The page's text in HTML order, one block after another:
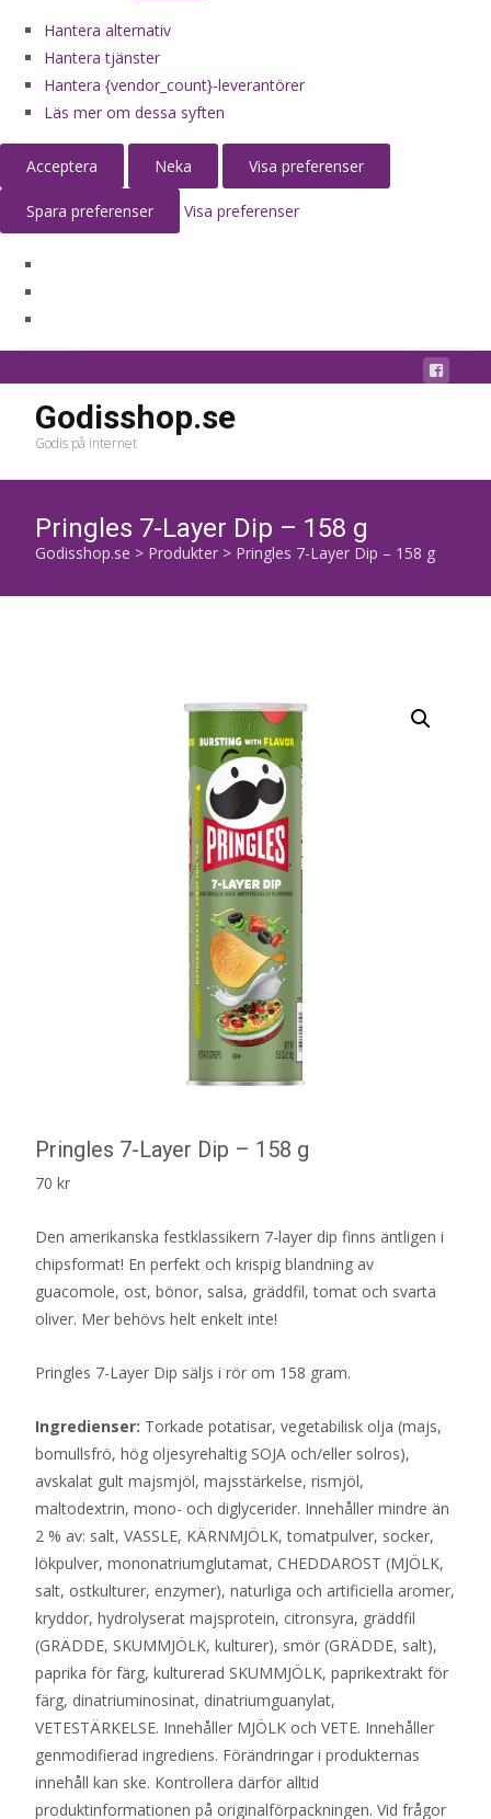
Hantera alternativ
Hantera tjänster
Hantera {vendor_count}-leverantörer
Läs mer om dessa syften
Acceptera Neka Visa preferenser
Spara preferenser Visa preferenser
Godisshop.se
Godis på internet
Pringles 7-Layer Dip – 158 g
Godisshop.se > Produkter > Pringles 7-Layer Dip – 158 g
Pringles 7-Layer Dip – 158 g
70 kr
Den amerikanska festklassikern 7-layer dip finns äntligen i
chipsformat! En perfekt och krispig blandning av
guacomole, ost, bönor, salsa, gräddfil, tomat och svarta
oliver. Mer behövs helt enkelt inte!
Pringles 7-Layer Dip säljs i rör om 158 gram.
Ingredienser: Torkade potatisar, vegetabilisk olja (majs,
bomullsfrö, hög oljesyrehaltig SOJA och/eller solros),
avskalat gult majsmjöl, majsstärkelse, rismjöl,
maltodextrin, mono- och diglycerider. Innehåller mindre än
2 % av: salt, VASSLE, KÄRNMJÖLK, tomatpulver, socker,
lökpulver, mononatriumglutamat, CHEDDAROST (MJÖLK,
salt, ostkulturer, enzymer), naturliga och artificiella aromer,
kryddor, hydrolyserat majsprotein, citronsyra, gräddfil
(GRÄDDE, SKUMMJÖLK, kulturer), smör (GRÄDDE, salt),
paprika för färg, kulturerad SKUMMJÖLK, paprikextrakt för
färg, dinatriuminosinat, dinatriumguanylat,
VETESTÄRKELSE. Innehåller MJÖLK och VETE. Innehåller
genmodifierad ingrediens. Förändringar i produkternas
innehåll kan ske. Kontrollera därför alltid
produktinformationen på originalförpackningen. Vid frågor